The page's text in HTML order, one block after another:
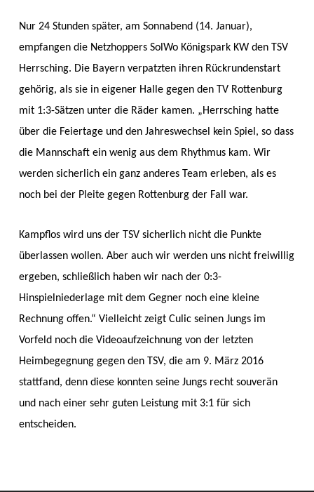
Nur 24 Stunden später, am Sonnabend (14. Januar),
empfangen die Netzhoppers SolWo Königspark KW den TSV
Herrsching. Die Bayern verpatzten ihren Rückrundenstart
gehörig, als sie in eigener Halle gegen den TV Rottenburg
mit 1:3-Sätzen unter die Räder kamen. „Herrsching hatte
über die Feiertage und den Jahreswechsel kein Spiel, so dass
die Mannschaft ein wenig aus dem Rhythmus kam. Wir
werden sicherlich ein ganz anderes Team erleben, als es
noch bei der Pleite gegen Rottenburg der Fall war.
Kampflos wird uns der TSV sicherlich nicht die Punkte
überlassen wollen. Aber auch wir werden uns nicht freiwillig
ergeben, schließlich haben wir nach der 0:3-
Hinspielniederlage mit dem Gegner noch eine kleine
Rechnung offen.“ Vielleicht zeigt Culic seinen Jungs im
Vorfeld noch die Videoaufzeichnung von der letzten
Heimbegegnung gegen den TSV, die am 9. März 2016
stattfand, denn diese konnten seine Jungs recht souverän
und nach einer sehr guten Leistung mit 3:1 für sich
entscheiden.